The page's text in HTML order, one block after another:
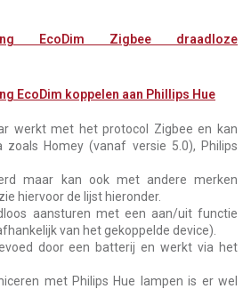
EcoDim Zigbee draadloze
EcoDim koppelen aan Phillips Hue
werkt met het protocol Zigbee en kan
Homey (vanaf versie 5.0), Philips
maar kan ook met andere merken
hiervoor de lijst hieronder.
aansturen met een aan/uit functie
van het gekoppelde device).
door een batterij en werkt via het
met Philips Hue lampen is er wel